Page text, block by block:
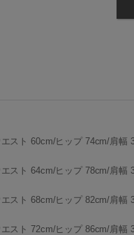
スト 60cm/ヒップ 74cm/肩幅
スト 64cm/ヒップ 78cm/肩幅
スト 68cm/ヒップ 82cm/肩幅
スト 72cm/ヒップ 86cm/肩幅